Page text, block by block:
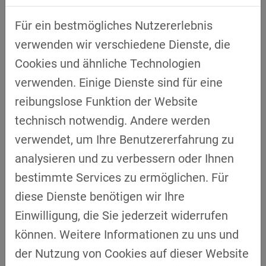
Machine-Learning-Modelle. Kritisch sind
vielmehr strukturelle Fragen: Datenzugänge,
Systemintegration, kontinuierliche
Validierung sowie die Einbettung in
bestehende Produktionsprozesse.
„Nicht jede industrielle Fragestellung
verlangt nach dem höchsten
technologischen Reifegrad.“
Dr. Andreas Mathis
Anhand eines Praxisbeispiels aus der
Anomalieerkennung im Spritzguss
verdeutlichte Mathis die Unterschiede
Für ein bestmögliches Nutzererlebnis
verwenden wir verschiedene Dienste, die
Cookies und ähnliche Technologien
verwenden. Einige Dienste sind für eine
reibungslose Funktion der Website
technisch notwendig. Andere werden
verwendet, um Ihre Benutzererfahrung zu
analysieren und zu verbessern oder Ihnen
bestimmte Services zu ermöglichen. Für
diese Dienste benötigen wir Ihre
Einwilligung, die Sie jederzeit widerrufen
können. Weitere Informationen zu uns und
der Nutzung von Cookies auf dieser Website